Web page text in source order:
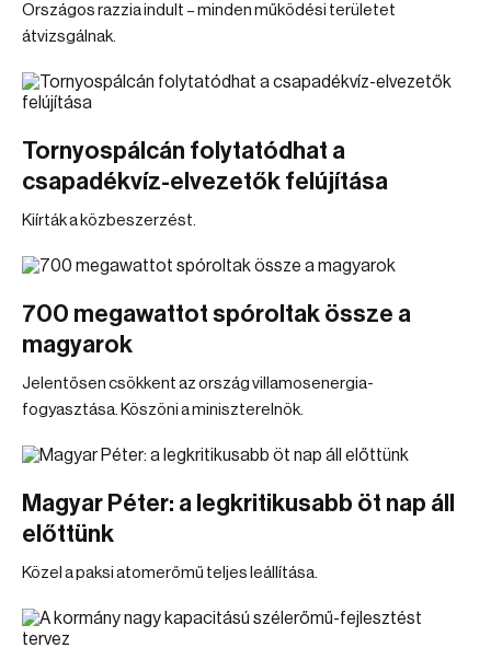
Országos razzia indult – minden működési területet
átvizsgálnak.
Tornyospálcán folytatódhat a
csapadékvíz-elvezetők felújítása
Kiírták a közbeszerzést.
700 megawattot spóroltak össze a
magyarok
Jelentősen csökkent az ország villamosenergia-
fogyasztása. Köszöni a miniszterelnök.
Magyar Péter: a legkritikusabb öt nap áll
előttünk
Közel a paksi atomerőmű teljes leállítása.